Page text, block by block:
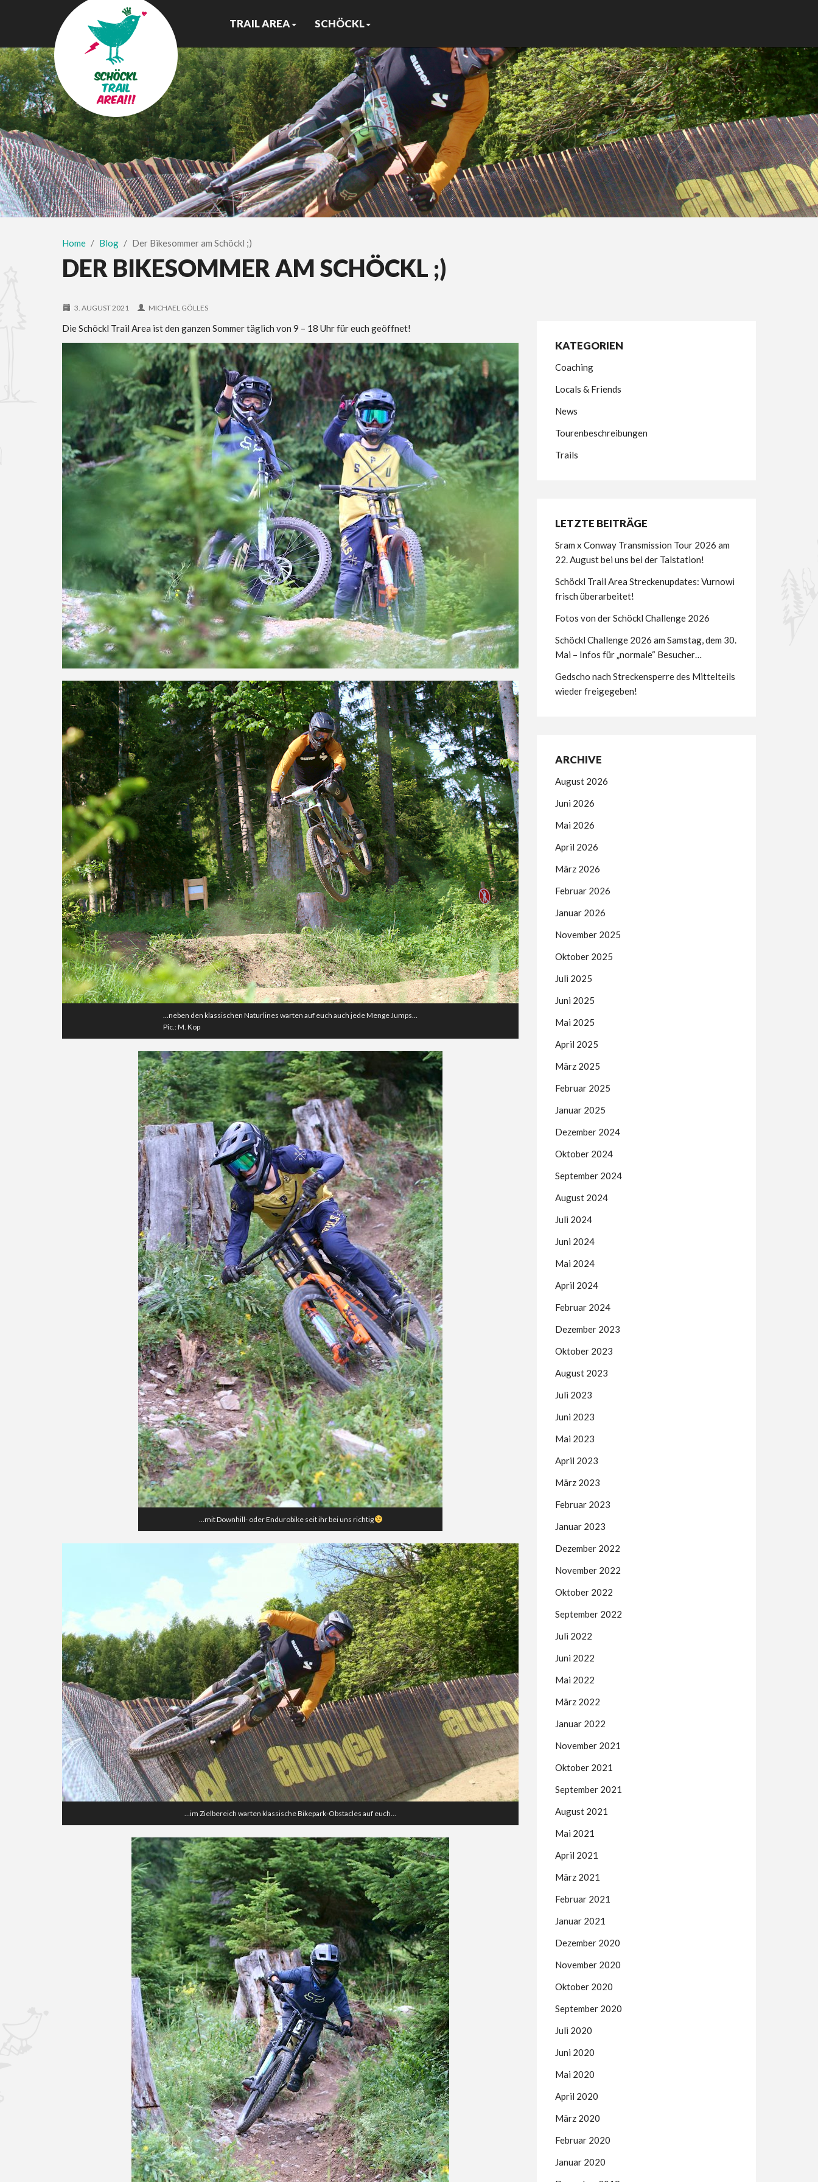
TRAIL AREA SCHÖCKL
Home Blog Der Bikesommer am Schöckl ;)
DER BIKESOMMER AM SCHÖCKL ;)
3. AUGUST 2021 MICHAEL GÖLLES
Die Schöckl Trail Area ist den ganzen Sommer täglich von 9 – 18 Uhr für euch geöffnet!
…neben den klassischen Naturlines warten auf euch auch jede Menge Jumps…
Pic.: M. Kop
…mit Downhill- oder Endurobike seit ihr bei uns richtig
…im Zielbereich warten klassische Bikepark-Obstacles auf euch…
KATEGORIEN
Coaching
Locals & Friends
News
Tourenbeschreibungen
Trails
LETZTE BEITRÄGE
Sram x Conway Transmission Tour 2026 am
22. August bei uns bei der Talstation!
Schöckl Trail Area Streckenupdates: Vurnowi
frisch überarbeitet!
Fotos von der Schöckl Challenge 2026
Schöckl Challenge 2026 am Samstag, dem 30.
Mai – Infos für „normale“ Besucher…
Gedscho nach Streckensperre des Mittelteils
wieder freigegeben!
ARCHIVE
August 2026
Juni 2026
Mai 2026
April 2026
März 2026
Februar 2026
Januar 2026
November 2025
Oktober 2025
Juli 2025
Juni 2025
Mai 2025
April 2025
März 2025
Februar 2025
Januar 2025
Dezember 2024
Oktober 2024
September 2024
August 2024
Juli 2024
Juni 2024
Mai 2024
April 2024
Februar 2024
Dezember 2023
Oktober 2023
August 2023
Juli 2023
Juni 2023
Mai 2023
April 2023
März 2023
Februar 2023
Januar 2023
Dezember 2022
November 2022
Oktober 2022
September 2022
Juli 2022
Juni 2022
Mai 2022
März 2022
Januar 2022
November 2021
Oktober 2021
September 2021
August 2021
Mai 2021
April 2021
März 2021
Februar 2021
Januar 2021
Dezember 2020
November 2020
Oktober 2020
September 2020
Juli 2020
Juni 2020
Mai 2020
April 2020
März 2020
Februar 2020
Januar 2020